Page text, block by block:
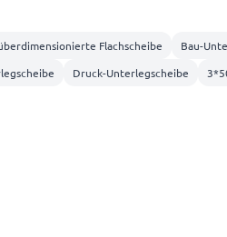
Flachscheibe Bau-
Druck-Unterlegscheibe